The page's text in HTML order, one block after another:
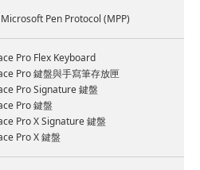
Pen Protocol (MPP)
Pro Flex Keyboard
Pro 鍵盤與手寫筆存放匣
Pro Signature 鍵盤
Pro 鍵盤
Pro X Signature 鍵盤
Pro X 鍵盤